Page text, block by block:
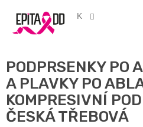
obsah
CZK
PODPRSENKY PO
A PLAVKY PO
KOMPRESIVNÍ
ČESKÁ TŘEBOVÁ